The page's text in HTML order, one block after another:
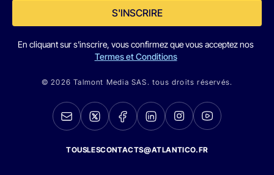
S'INSCRIRE
En cliquant sur s'inscrire, vous confirmez que vous acceptez nos
Termes et Conditions
© 2026 Talmont Media SAS. tous droits réservés.
TOUSLESCONTACTS@ATLANTICO.FR